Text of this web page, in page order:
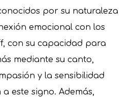
por su naturaleza
emocional con los
con su capacidad para
mediante su canto,
y la sensibilidad
este signo. Además,